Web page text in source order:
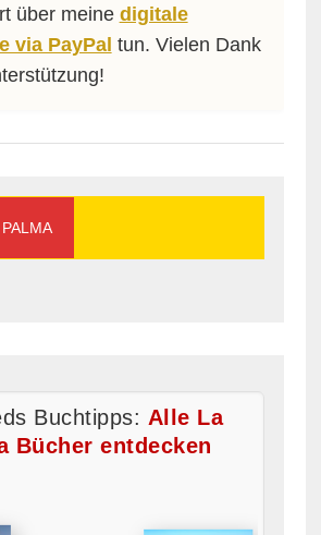
über meine digitale
via PayPal tun. Vielen Dank
Buchtipps: Alle La
Bücher entdecken